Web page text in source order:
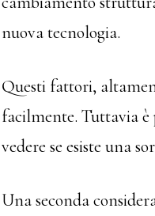
nuova tecnologia.
Questi fattori,
facilmente. Tuttavia è
vedere se esiste una
Una seconda